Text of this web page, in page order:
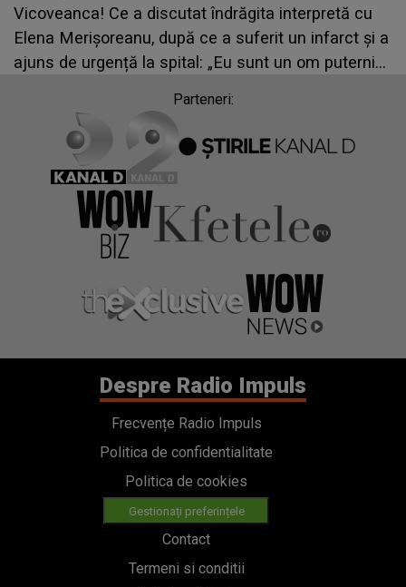
Vicoveanca! Ce a discutat îndrăgita interpretă cu
Elena Merișoreanu, după ce a suferit un infarct și a
ajuns de urgență la spital: „Eu sunt un om puternic
Parteneri:
Despre Radio Impuls
Frecvențe Radio Impuls
Politica de confidentialitate
Politica de cookies
Gestionați preferințele
Contact
Termeni si conditii